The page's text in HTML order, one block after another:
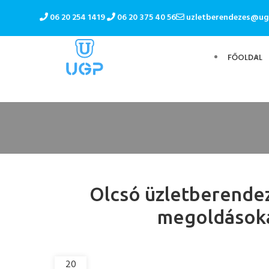
06 20 254 1419 06 20 375 40 56
FŐOLDAL
Olcsó
20